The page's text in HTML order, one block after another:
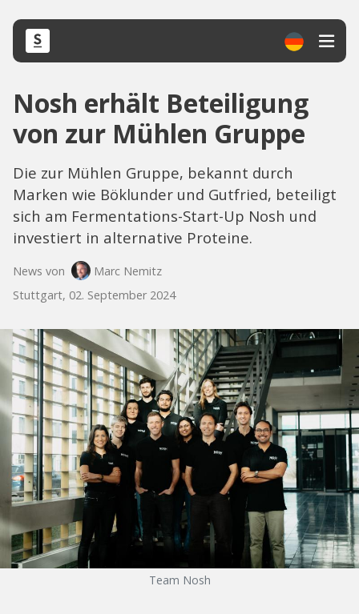
Nosh erhält Beteiligung
von zur Mühlen Gruppe
Die zur Mühlen Gruppe, bekannt durch
Marken wie Böklunder und Gutfried, beteiligt
sich am Fermentations-Start-Up Nosh und
investiert in alternative Proteine.
News von
Marc Nemitz
Stuttgart, 02. September 2024
Team Nosh